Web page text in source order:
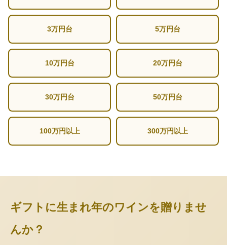
3万円台 5万円台
10万円台 20万円台
30万円台 50万円台
100万円以上 300万円以上
ギフトに生まれ年のワインを贈りませ
んか？